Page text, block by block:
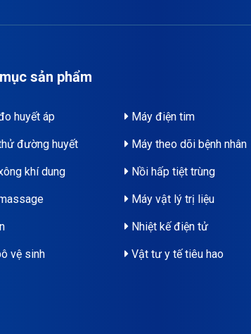
sản phẩm
huyết áp
đường huyết
khí dung
vệ sinh
Máy điện tim
Máy theo dõi bệnh nhân
Nồi hấp tiệt trùng
Máy vật lý trị liệu
Nhiệt kế điện tử
Vật tư y tế tiêu hao